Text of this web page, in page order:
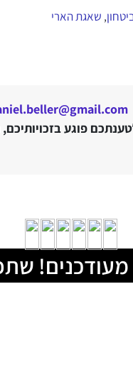
, שאגת הארי
פוגע בזכויותיכם,